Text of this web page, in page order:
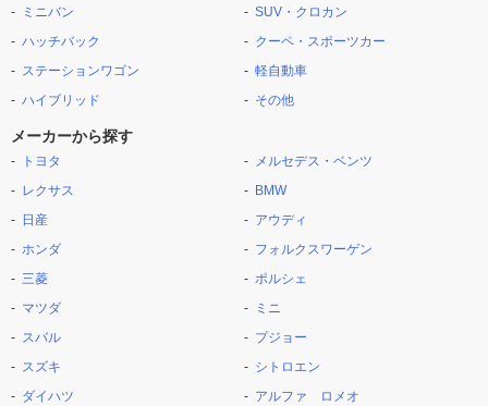
ミニバン
ハッチバック
ステーションワゴン
ハイブリッド
SUV・クロカン
クーペ・スポーツカー
軽自動車
その他
メーカーから探す
トヨタ
レクサス
日産
ホンダ
三菱
マツダ
スバル
スズキ
ダイハツ
メルセデス・ベンツ
BMW
アウディ
フォルクスワーゲン
ポルシェ
ミニ
プジョー
シトロエン
アルファ ロメオ